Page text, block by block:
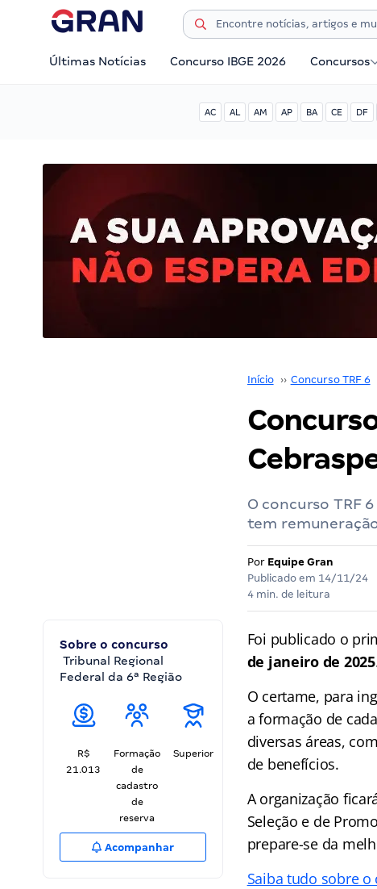
Últimas Notícias Concurso IBGE 2026 Concursos
AC AL AM AP BA CE DF
Início ›› Concurso TRF 6
O concurso TRF
tem
Por Equipe Gran
Publicado em 14/11/24
4 min. de leitura
Sobre o concurso
Tribunal Regional
Federal da 6ª Região
R$
21.013
Formação
de
cadastro
de
reserva
Superior
Acompanhar
Foi publicado o
de janeiro de 2025
O certame, para
a formação de
diversas áreas,
de benefícios.
A organização
Seleção e de
prepare-se da
Saiba tudo sobre o